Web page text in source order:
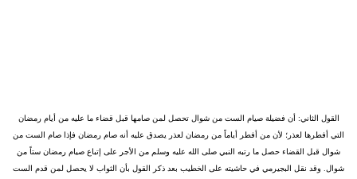
القول الثاني:أن فضيلة صيام الست من شوال تحصل لمن صامها قبل قضاء ما عليه من أيام رمضان
التي أفطرها لعذر؛ لأن من أفطر أياماً من رمضان لعذر يصدق عليه أنه صام رمضان فإذا صام الست من
شوال قبل القضاء حصل ما رتبه النبي صلى الله عليه وسلم من الأجر على إتباع صيام رمضان ستاً من
شوال. وقد نقل البجيرمي في حاشيته على الخطيب بعد ذكر القول بأن الثواب لا يحصل لمن قدم الست